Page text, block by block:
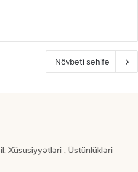
Növbəti səhifə
Xüsusiyyətləri , Üstünlükləri